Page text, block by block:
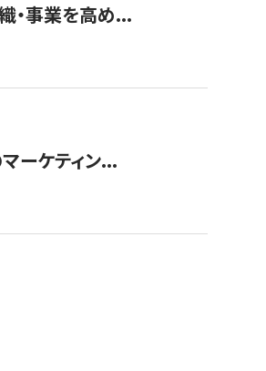
・事業を高め...
ーケティン...